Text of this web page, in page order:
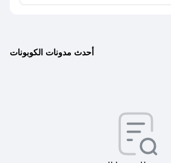
أحدث مدونات الكوبونات